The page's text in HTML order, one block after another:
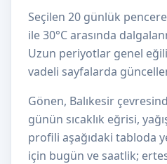
Seçilen 20 günlük
ile 30°C arasında
Uzun periyotlar genel
vadeli sayfalarda
Gönen, Balıkesir
günün sıcaklık eğrisi,
profili aşağıdaki tabloda
için bugün ve saatlik;